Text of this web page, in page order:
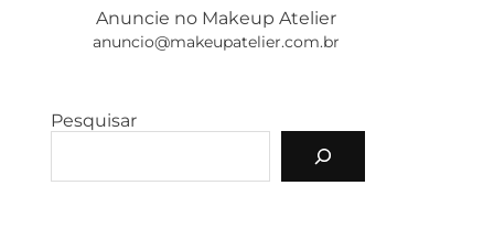
Anuncie no Makeup Atelier
anuncio@makeupatelier.com.br
Pesquisar